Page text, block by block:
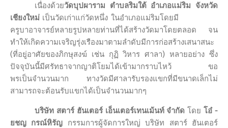
เนื่องด้วยวัดบุปผาราม ตำบลริมใต้ อำเภอแม่ริม จังหวัด
เชียงใหม่ เป็นวัดเก่าแก่วัดหนึ่ง ในอำเภอแม่ริมโดยมี
ครูบาอาจารย์หลายรูปหลายท่านที่ได้สร้างวัดมาโดยตลอด จน
ทำให้เกิดความเจริญรุ่งเรืองมาตามลำดับมีการก่อสร้างเสนาสนะ
(ที่อยู่อาศัยของภิกษุสงฆ์ เช่น กุฏิ วิหาร ศาลา) หลายอย่าง ซึ่ง
ปัจจุบันนี้มีศรัทธาจากญาติโยมได้เข้ามากราบไหว้
ขอ
พรเป็นจำนวนมาก ทางวัดมีศาลารับรองแขกที่มีขนาดเล็กไม่
สามารถจะต้อนรับแขกได้เป็นจำนวนมากๆ
บริษัท สตาร์ ฮันเตอร์ เอ็นเตอร์เทนเม้นท์ จำกัด โดยโอ๋ -
ยชญ กรณ์หิรัญ กรรมการผู้จัดการใหญ่ บริษัท สตาร์ ฮันเตอร์